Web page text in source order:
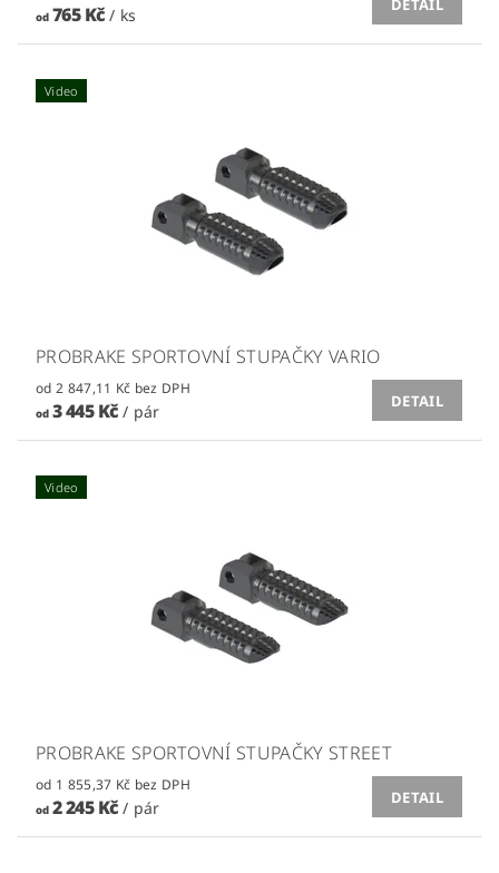
od765 Kč/ ks
Video
PROBRAKE SPORTOVNÍ STUPAČKY VARIO
od 2 847,11 Kč bez DPH
od3 445 Kč/ pár
DETAIL
Video
PROBRAKE SPORTOVNÍ STUPAČKY STREET
od 1 855,37 Kč bez DPH
od2 245 Kč/ pár
DETAIL